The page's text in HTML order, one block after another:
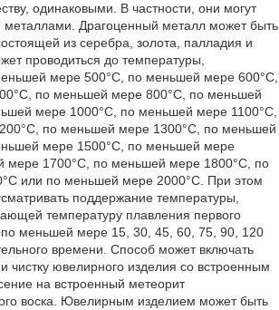
одинаковыми. В частности, они могут
Драгоценный металл может быть
из серебра, золота, палладия и
проводиться до температуры,
мере 500°С, по меньшей мере 600°С,
по меньшей мере 800°С, по меньшей
мере 1000°С, по меньшей мере 1100°С,
по меньшей мере 1300°С, по меньшей
мере 1500°С, по меньшей мере
мере 1700°С, по меньшей мере 1800°С, по
или по меньшей мере 2000°С. При этом
поддержание температуры,
температуру плавления первого
по меньшей мере 15, 30, 45, 60, 75, 90, 120
времени. Способ может включать
чистку ювелирного изделия со встроенным
на встроенный метеорит
воска. Ювелирным изделием может быть